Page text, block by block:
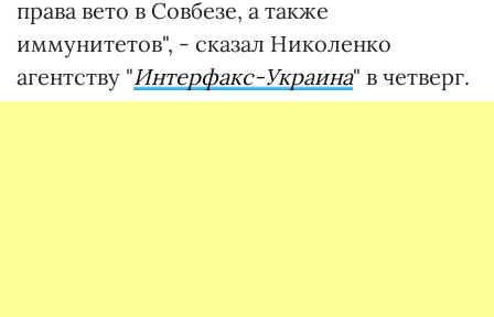
права вето в Совбезе, а также
иммунитетов", - сказал Николенко
агентству "Интерфакс-Украина" в четверг.